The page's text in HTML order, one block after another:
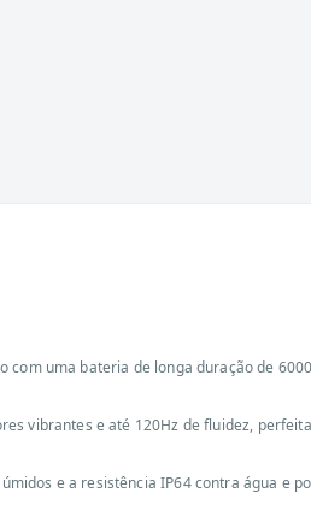
uma bateria de longa duração de
vibrantes e até 120Hz de fluidez,
e a resistência IP64 contra água e